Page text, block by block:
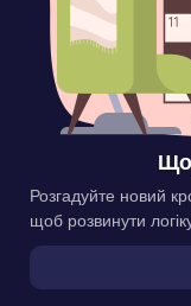
Розгадуйте новий
щоб розвинути